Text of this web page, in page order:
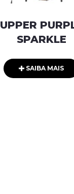
UPPER
SPARKLE
SAIBA MAIS